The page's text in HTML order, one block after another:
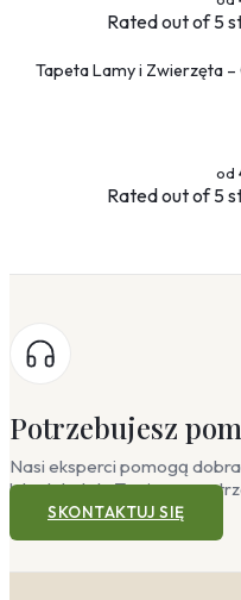
Ratedout of 5
Tapeta Lamy i Zwierzęta
Ratedout of 5
Potrzebujesz
Nasi eksperci pomogą
lub plakat do Twojego
SKONTAKTUJ SIĘ